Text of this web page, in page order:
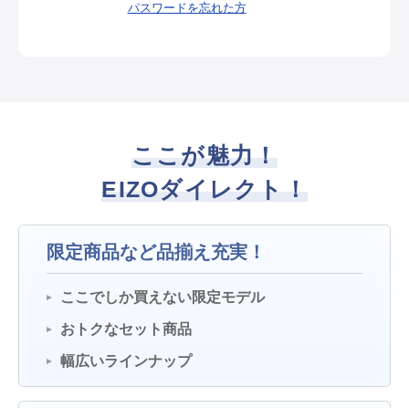
パスワードを忘れた方
ここが魅力！
EIZOダイレクト！
限定商品など品揃え充実！
ここでしか買えない限定モデル
おトクなセット商品
幅広いラインナップ